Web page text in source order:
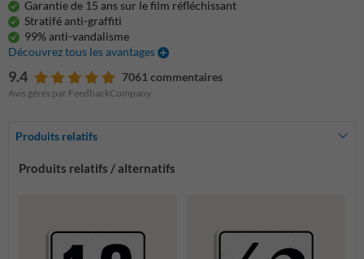
Garantie de 15 ans sur le film réfléchissant
Stratifé anti-graffiti
99% anti-vandalisme
Découvrez tous les avantages
9.4 7061 commentaires
Avis gérés par FeedbackCompany
Produits relatifs
Produits relatifs / alternatifs